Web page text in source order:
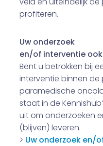
profiteren.
Uw onderzoek
en/of interventie ook
Bent u betrokken bij
interventie binnen
paramedische
staat in de
uit om onderzoeken
(blijven) leveren.
> Uw onderzoek en/